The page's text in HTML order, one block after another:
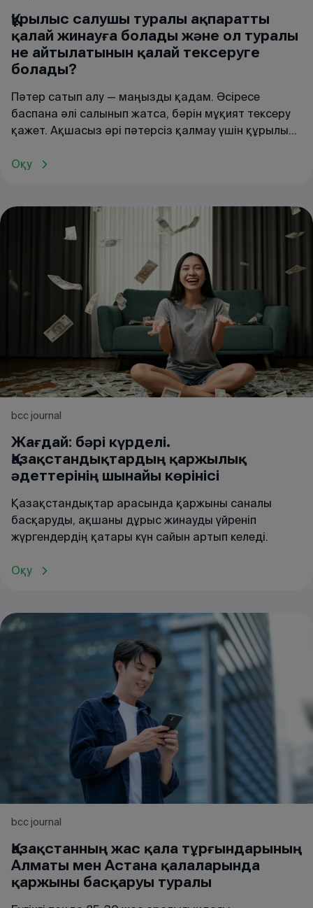
Құрылыс салушы туралы ақпаратты
қалай жинауға болады және ол туралы
не айтылатынын қалай тексеруге
болады?
Пәтер сатып алу — маңызды қадам. Әсіресе
баспана әлі салынып жатса, бәрін мұқият тексеру
қажет. Ақшасыз әрі пәтерсіз қалмау үшін құрылыс
бұл істі қалай жеңіл әрі сабырмен жасауға
Оқу
bcc journal
Жағдай: бәрі күрделі.
Қазақстандықтардың қаржылық
әдеттерінің шынайы көрінісі
Қазақстандықтар арасында қаржыны саналы
басқаруды, ақшаны дұрыс жинауды үйреніп
жүргендердің қатары күн сайын артып келеді.
Оқу
bcc journal
Қазақстанның жас қала тұрғындарының
Алматы мен Астана қалаларында
қаржыны басқаруы туралы